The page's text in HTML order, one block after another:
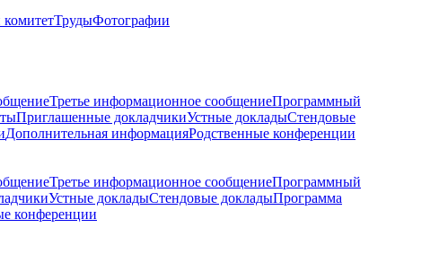
ТрудыФотографии
Третье информационное сообщениеПрограммный
Приглашенные докладчикиУстные докладыСтендовые
Дополнительная информацияРодственные конференции
Третье информационное сообщениеПрограммный
Устные докладыСтендовые докладыПрограмма
конференции